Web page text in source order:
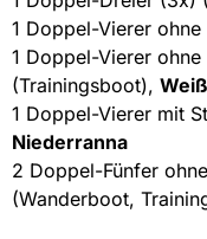
1 Doppel-Vierer
1 Doppel-Vierer
(Trainingsboot),
1 Doppel-Vierer mit
Niederranna
2 Doppel-Fünfer
(Wanderboot,